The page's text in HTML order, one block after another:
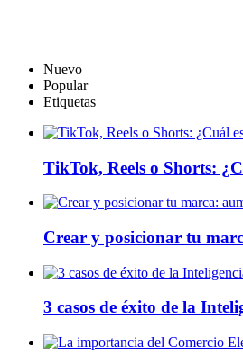
Nuevo
Popular
Etiquetas
TikTok, Reels o Shorts:
Crear y posicionar tu
3 casos de éxito de la